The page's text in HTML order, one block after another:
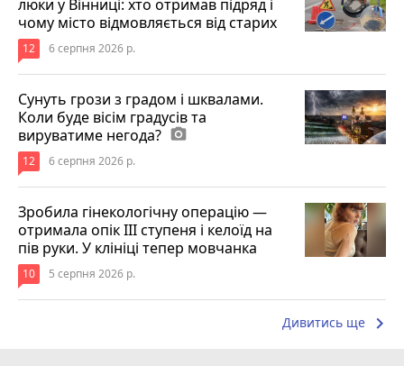
люки у Вінниці: хто отримав підряд і
чому місто відмовляється від старих
12 6 серпня 2026 р.
Сунуть грози з градом і шквалами.
Коли буде вісім градусів та
вируватиме негода? photo_camera
12 6 серпня 2026 р.
Зробила гінекологічну операцію —
отримала опік ІІІ ступеня і келоїд на
пів руки. У клініці тепер мовчанка
10 5 серпня 2026 р.
Дивитись ще keyboard_arrow_right